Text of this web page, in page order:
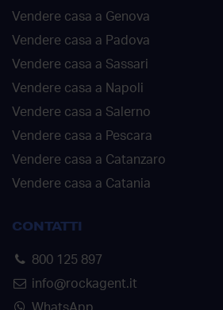
Vendere casa a Genova
Vendere casa a Padova
Vendere casa a Sassari
Vendere casa a Napoli
Vendere casa a Salerno
Vendere casa a Pescara
Vendere casa a Catanzaro
Vendere casa a Catania
CONTATTI
800 125 897
info@rockagent.it